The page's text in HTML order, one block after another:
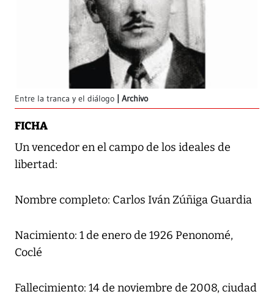
Entre la tranca y el diálogo Archivo
FICHA
Un vencedor en el campo de los ideales de
libertad:
Nombre completo: Carlos Iván Zúñiga Guardia
Nacimiento: 1 de enero de 1926 Penonomé,
Coclé
Fallecimiento: 14 de noviembre de 2008, ciudad